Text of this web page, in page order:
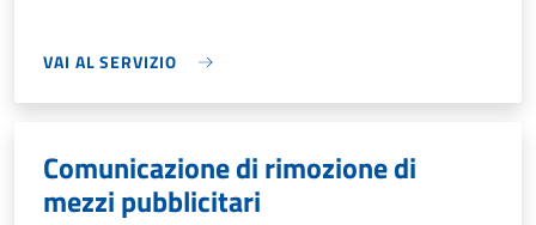
VAI AL SERVIZIO
Comunicazione di rimozione di
mezzi pubblicitari